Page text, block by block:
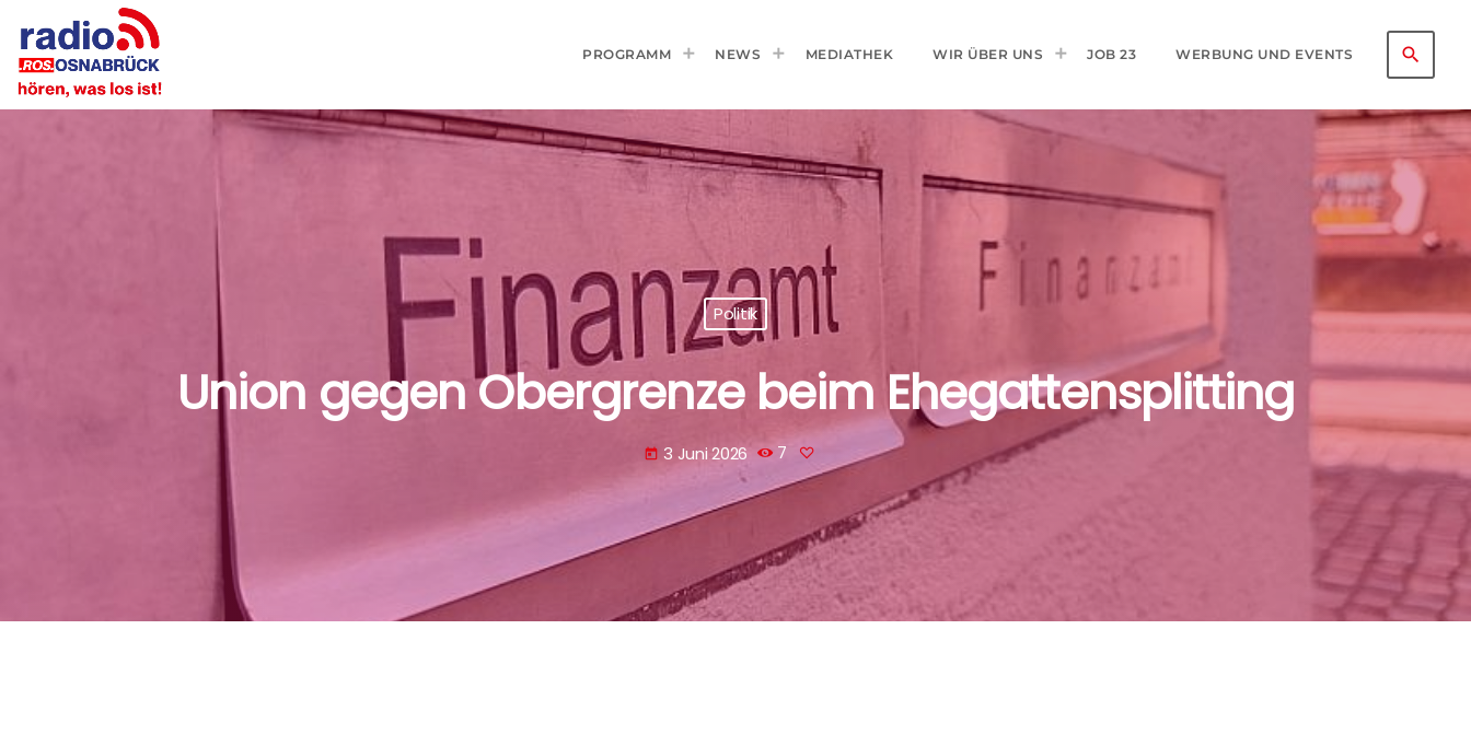
PROGRAMM NEWS MEDIATHEK WIR ÜBER UNS JOB 23 WERBUNG UND EVENTS search
Politik
Union gegen Obergrenze beim Ehegattensplitting
today 3 Juni 2026 7